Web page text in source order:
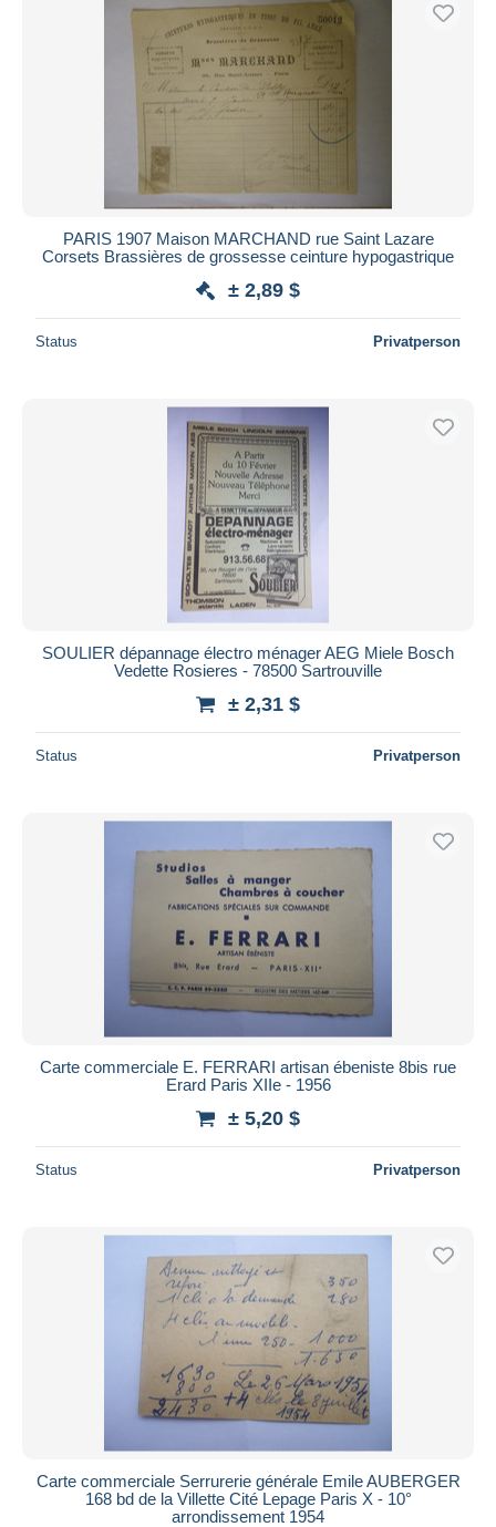
PARIS 1907 Maison MARCHAND rue Saint Lazare
Corsets Brassières de grossesse ceinture hypogastrique
± 2,89 $
Status Privatperson
SOULIER dépannage électro ménager AEG Miele Bosch
Vedette Rosieres - 78500 Sartrouville
± 2,31 $
Status Privatperson
Carte commerciale E. FERRARI artisan ébeniste 8bis rue
Erard Paris XIIe - 1956
± 5,20 $
Status Privatperson
Carte commerciale Serrurerie générale Emile AUBERGER
168 bd de la Villette Cité Lepage Paris X - 10°
arrondissement 1954